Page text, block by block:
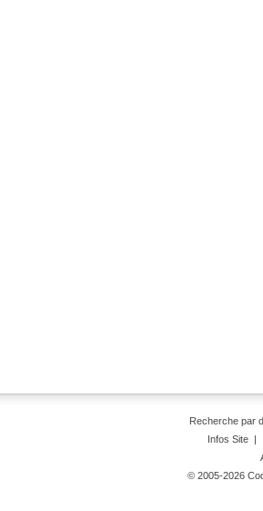
Recherche par
Infos Site|
© 2005-2026